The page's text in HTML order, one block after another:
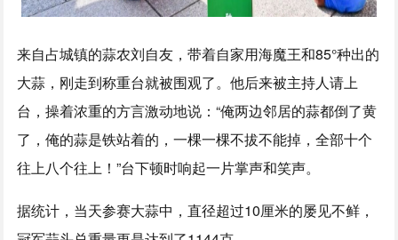
来自占城镇的蒜农刘自友，带着自家用海魔王和85°种出的
大蒜，刚走到称重台就被围观了。他后来被主持人请上
台，操着浓重的方言激动地说：“俺两边邻居的蒜都倒了黄
了，俺的蒜是铁站着的，一棵一棵不拔不能掉，全部十个
往上八个往上！”台下顿时响起一片掌声和笑声。
据统计，当天参赛大蒜中，直径超过10厘米的屡见不鲜，